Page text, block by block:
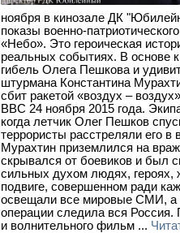
ноября в кинозале ДК
показы военно-
«Небо». Это героическая
реальных событиях. В основе
гибель Олега Пешкова и
штурмана Константина
сбит ракетой «воздух –
ВВС 24 ноября 2015 года.
когда летчик Олег Пешков
террористы расстреляли его в
Мурахтин приземлился на
скрывался от боевиков и был
сильных духом людях, героях,
подвиге, совершенном ради
освещали все мировые СМИ, а
операции следила вся
и волнительного фильм ...